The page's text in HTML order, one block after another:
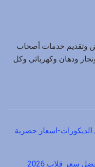
خدمات أصحاب
ودهان وكهربائي وكل
اسعار حصرية
سعر قلاب 2026